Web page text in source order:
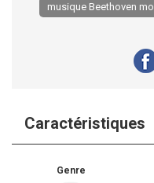
musique Beethoven
Caractéristiques
Genre